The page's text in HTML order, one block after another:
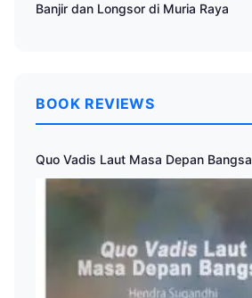
Banjir dan Longsor di Muria Raya
BOOK REVIEWS
Quo Vadis Laut Masa Depan Bangsa